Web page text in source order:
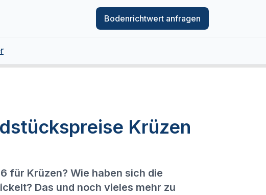
Bodenrichtwert anfragen
Krüzen
für Krüzen? Wie haben sich die
Das und noch vieles mehr zu